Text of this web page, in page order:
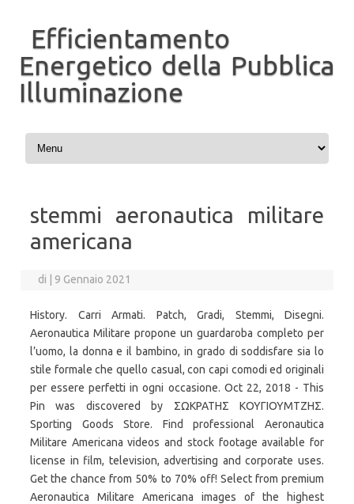
Efficientamento
Energetico della Pubblica
Illuminazione
Vai al contenuto
stemmi aeronautica militare
americana
di 9 Gennaio 2021
History. Carri Armati. Patch, Gradi, Stemmi, Disegni.
Aeronautica Militare propone un guardaroba completo per
l’uomo, la donna e il bambino, in grado di soddisfare sia lo
stile formale che quello casual, con capi comodi ed originali
per essere perfetti in ogni occasione. Oct 22, 2018 - This
Pin was discovered by ΣΩΚΡΑΤΗΣ ΚΟΥΓΙΟΥΜΤΖΗΣ.
Sporting Goods Store. Find professional Aeronautica
Militare Americana videos and stock footage available for
license in film, television, advertising and corporate uses.
Get the chance from 50% to 70% off! Select from premium
Aeronautica Militare Americana images of the highest